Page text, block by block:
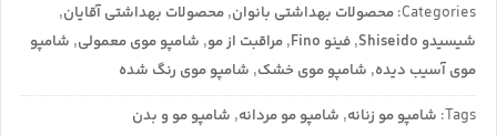
Categories: محصولات بهداشتی بانوان, محصولات بهداشتی آقایان,
شیسیدو Shiseido
, فینو Fino , مراقبت از مو, شامپو موی معمولی, شامپو
موی آسیب دیده, شامپو موی خشک, شامپو موی رنگ شده
Tags: شامپو مو زنانه, شامپو مو مردانه, شامپو مو و بدن